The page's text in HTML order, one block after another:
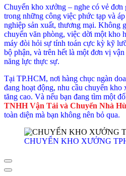
Chuyển kho xưởng – nghe có vẻ
trong những công việc phức tạp và
nghiệp sản xuất, thương mại. Không
chuyển văn phòng, việc dời một kho
máy đòi hỏi sự tính toán cực kỳ kỹ
bộ phận, và trên hết là một đơn vị
năng lực thực sự.
Tại TP.HCM, nơi hàng chục ngàn
đang hoạt động, nhu cầu chuyển
tăng cao. Và nếu bạn đang tìm một
TNHH Vận Tải và Chuyển Nhà
toàn diện mà bạn không nên bỏ qua.
CHUYỂN KHO XƯỞNG